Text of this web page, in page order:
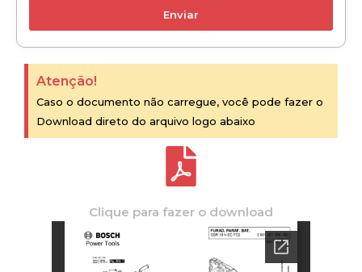
Enviar
Atenção!
Caso o documento não carregue, você pode fazer o
Download direto do arquivo logo abaixo
Clique para fazer o download